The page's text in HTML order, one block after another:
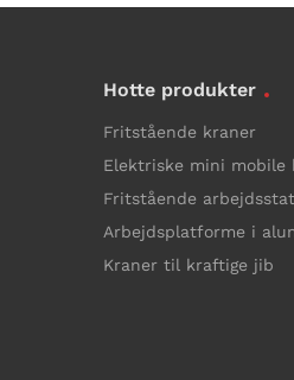
Hotte produkter
Fritstående kraner
Elektriske mini
Fritstående
Arbejdsplatforme i
Kraner til kraftige jib